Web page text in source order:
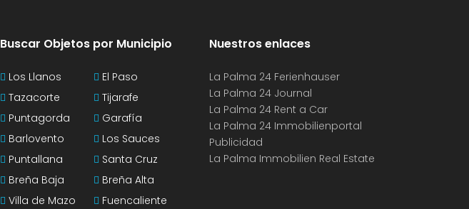
Buscar Objetos por Municipio
Los Llanos
El Paso
Tazacorte
Tijarafe
Puntagorda
Garafía
Barlovento
Los Sauces
Puntallana
Santa Cruz
Breña Baja
Breña Alta
Villa de Mazo
Fuencaliente
Nuestros enlaces
La Palma 24 Ferienhauser
La Palma 24 Journal
La Palma 24 Rent a Car
La Palma 24 Immobilienportal
Publicidad
La Palma Immobilien Real Estate